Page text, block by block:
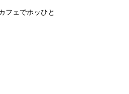
フェでホッひと